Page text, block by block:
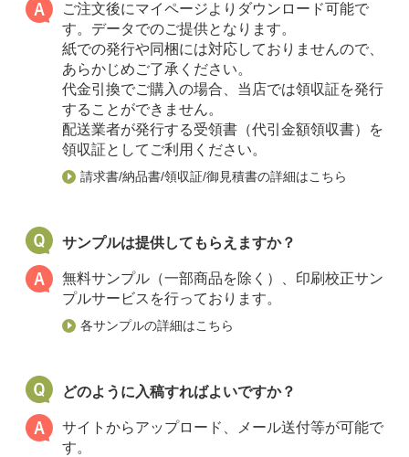
ご注文後にマイページよりダウンロード可能で
す。データでのご提供となります。
紙での発行や同梱には対応しておりませんので、
あらかじめご了承ください。
代金引換でご購入の場合、当店では領収証を発行
することができません。
配送業者が発行する受領書（代引金額領収書）を
領収証としてご利用ください。
請求書/納品書/領収証/御見積書の詳細はこちら
サンプルは提供してもらえますか？
無料サンプル（一部商品を除く）、印刷校正サン
プルサービスを行っております。
各サンプルの詳細はこちら
どのように入稿すればよいですか？
サイトからアップロード、メール送付等が可能で
す。